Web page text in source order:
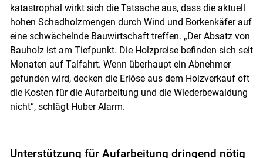
katastrophal wirkt sich die Tatsache aus, dass die aktuell
hohen Schadholzmengen durch Wind und Borkenkäfer auf
eine schwächelnde Bauwirtschaft treffen. „Der Absatz von
Bauholz ist am Tiefpunkt. Die Holzpreise befinden sich seit
Monaten auf Talfahrt. Wenn überhaupt ein Abnehmer
gefunden wird, decken die Erlöse aus dem Holzverkauf oft
die Kosten für die Aufarbeitung und die Wiederbewaldung
nicht“, schlägt Huber Alarm.
Unterstützung für Aufarbeitung dringend nötig